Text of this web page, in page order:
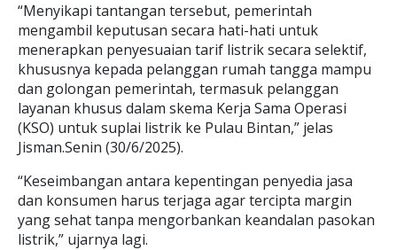
“Menyikapi tantangan tersebut, pemerintah
mengambil keputusan secara hati-hati untuk
menerapkan penyesuaian tarif listrik secara selektif,
khususnya kepada pelanggan rumah tangga mampu
dan golongan pemerintah, termasuk pelanggan
layanan khusus dalam skema Kerja Sama Operasi
(KSO) untuk suplai listrik ke Pulau Bintan,” jelas
Jisman.Senin (30/6/2025).
“Keseimbangan antara kepentingan penyedia jasa
dan konsumen harus terjaga agar tercipta margin
yang sehat tanpa mengorbankan keandalan pasokan
listrik,” ujarnya lagi.